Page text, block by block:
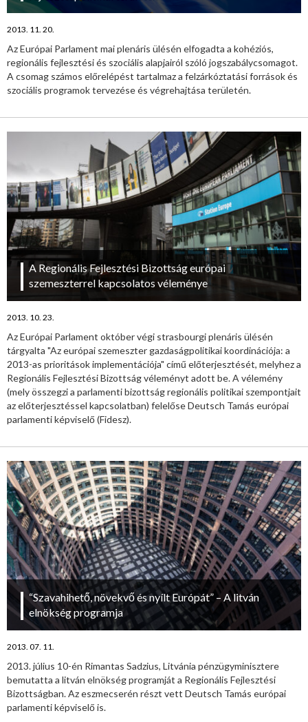
2013. 11. 20.
Az Európai Parlament mai plenáris ülésén elfogadta a kohéziós,
regionális fejlesztési és szociális alapjairól szóló jogszabálycsomagot.
A csomag számos előrelépést tartalmaz a felzárkóztatási források és
szociális programok tervezése és végrehajtása területén.
A Regionális Fejlesztési Bizottság európai
szemeszterrel kapcsolatos véleménye
2013. 10. 23.
Az Európai Parlament október végi strasbourgi plenáris ülésén
tárgyalta "Az európai szemeszter gazdaságpolitikai koordinációja: a
2013-as prioritások implementációja" című előterjesztését, melyhez a
Regionális Fejlesztési Bizottság véleményt adott be. A vélemény
(mely összegzi a parlamenti bizottság regionális politikai szempontjait
az előterjesztéssel kapcsolatban) felelőse Deutsch Tamás európai
parlamenti képviselő (Fidesz).
“Szavahihető, növekvő és nyílt Európát” – A litván
elnökség programja
2013. 07. 11.
2013. július 10-én Rimantas Sadzius, Litvánia pénzügyminisztere
bemutatta a litván elnökség programját a Regionális Fejlesztési
Bizottságban. Az eszmecserén részt vett Deutsch Tamás európai
parlamenti képviselő is.